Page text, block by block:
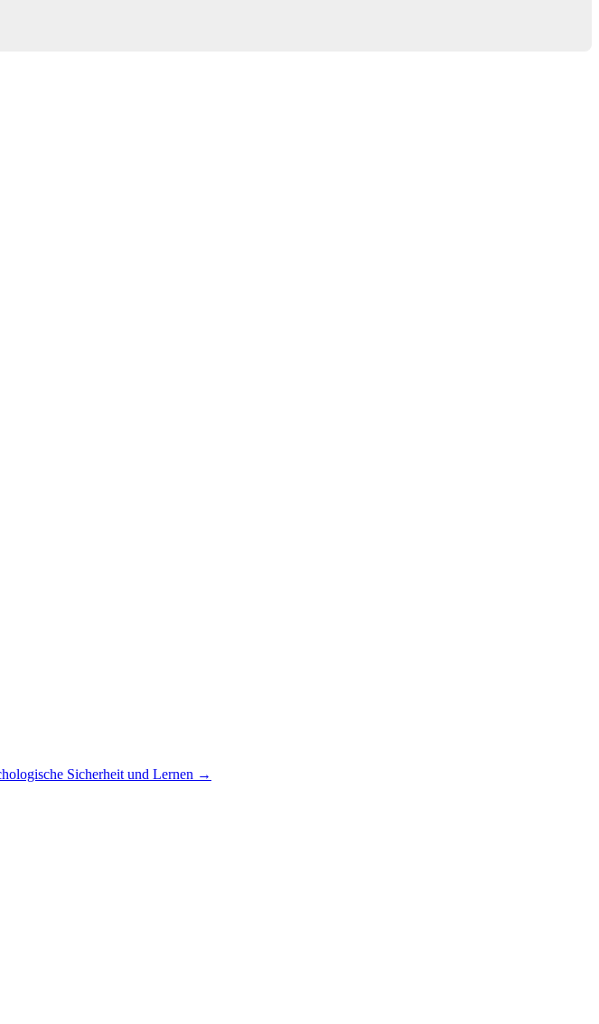
Sicherheit und Lernen →